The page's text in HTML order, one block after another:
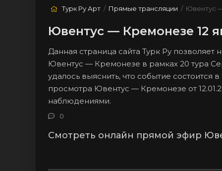
Турк Ру Арт / Прямые трансляции / Ювентус
Ювентус — Кремонезе 12
Данная страница сайта Турк Ру
Ювентус — Кремонезе в рамках 20 тура
удалось выяснить, что событие
просмотра Ювентус — Кремонезе от
наблюдениями.
0
Смотреть онлайн прямой эфир